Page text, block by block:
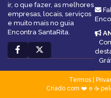
ir, o que fazer, as melhores
empresas, locais, serviços
e muito mais no guia
Encontra SantaRita.
Termos|
Criado com ❤️ e ☕